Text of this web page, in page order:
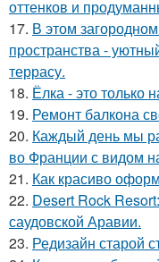
оттенков и
17. В этом
пространства -
террасу.
18. Ёлка - это только
19. Ремонт балкона
20. Каждый день мы
во Франции с видом
21. Как красиво
22. Desert Rock
саудовской Аравии.
23. Редизайн старой